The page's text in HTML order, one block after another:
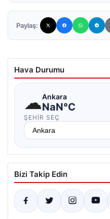
Paylaş:
Hava Durumu
☁Ankara
NaN°C
ŞEHIR SEÇ
Bizi Takip Edin